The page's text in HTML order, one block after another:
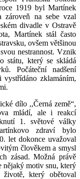
1919 byl Martínek
zároveň na sebe vzal
divadle v Ostravě
Martínek stál často
ovšem většinou
nestrannost. Vznik
státu, který se skládá
Počáteční nadšení
zklamáním,
dílo ,,Černá země“,
mládí, ale i reakcí
1. světové války
zdraví bylo
let dokonce uvažoval
člověkem a smysl
zásad. Možná právě
nějaký motiv snu, který
který obětoval